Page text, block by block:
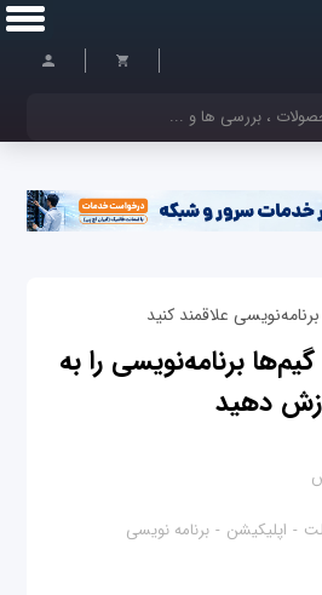
علاقمند کنید
گیم‌ها برنامه‌نویسی را به
دهید
اپلیکیشن برنامه نویسی